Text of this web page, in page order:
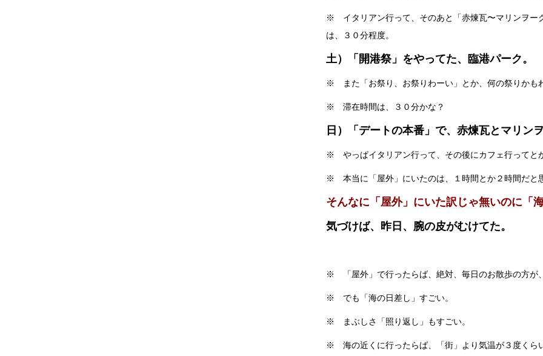
※ イタリアン行って、そのあと「赤煉瓦〜マリンヲー
は、３０分程度。
土）「開港祭」をやってた、臨港パーク。
※ また「お祭り、お祭りわーい」とか、何の祭りかも
※ 滞在時間は、３０分かな？
日）「デートの本番」で、赤煉瓦とマリン
※ やっぱイタリアン行って、その後にカフェ行ってと
※ 本当に「屋外」にいたのは、１時間とか２時間だと
そんなに「屋外」にいた訳じゃ無いのに「
気づけば、昨日、腕の皮がむけてた。
※ 「屋外」で行ったらば、絶対、毎日のお散歩の方が
※ でも「海の日差し」すごい。
※ まぶしさ「照り返し」もすごい。
※ 海の近くに行ったらば、「街」より気温が３度くら